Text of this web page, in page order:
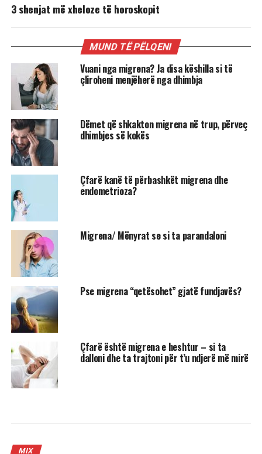
3 shenjat më xheloze të horoskopit
MUND TË PËLQENI
Vuani nga migrena? Ja disa këshilla si të
çliroheni menjëherë nga dhimbja
Dëmet që shkakton migrena në trup, përveç
dhimbjes së kokës
Çfarë kanë të përbashkët migrena dhe
endometrioza?
Migrena/ Mënyrat se si ta parandaloni
Pse migrena “qetësohet” gjatë fundjavës?
Çfarë është migrena e heshtur – si ta
dalloni dhe ta trajtoni për t’u ndjerë më mirë
MIX